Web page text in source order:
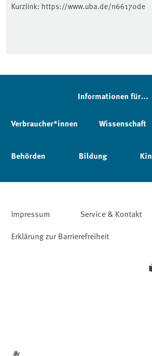
Kurzlink: https://www.uba.de/n66170de
Informationen für...
Verbraucher*innen Wissenschaft
Behörden Bildung
Impressum Service & Kontakt
Erklärung zur Barrierefreiheit